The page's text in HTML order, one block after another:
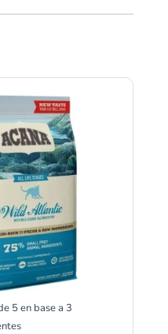
5 en base a 3
de
precios:
desde
S/137.00
hasta
S/265.00